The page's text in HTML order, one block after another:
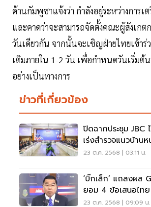
ด้านกัมพูชาแจ้งว่า กำลังอยู่ระหว่างการเ
และคาดว่าจะสามารถจัดตั้งคณะผู้สังเกต
วันเดียวกัน จากนั้นจะเชิญฝ่ายไทยเข้าร่
เติมภายใน 1-2 วัน เพื่อกำหนดวันเริ่มต้
อย่างเป็นทางการ
ข่าวที่เกี่ยวข้อง
ปิดฉากประชุม JBC
เร่งสำรวจแนวบ้าน
หนองหญ้าแก้ว
23 ต.ค. 2568 | 03:11 น.
‘บิ๊กเล็ก’ แถลงผล
ยอม 4 ข้อเสนอไท
ทุ่นระเบิด-ล้างสแกมเ
23 ต.ค. 2568 | 09:09 น.